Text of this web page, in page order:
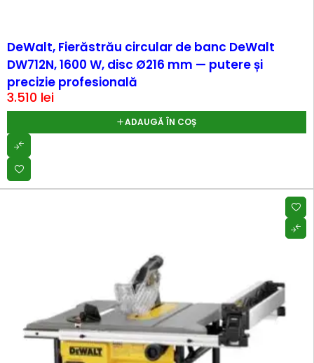
DeWalt, Fierăstrău circular de banc DeWalt
DW712N, 1600 W, disc Ø216 mm — putere și
precizie profesională
3.510 lei
ADAUGĂ ÎN COȘ